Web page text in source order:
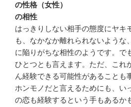
の性格（女性）
の相性
はっきりしない相手の態度にヤキ
も、なかなか離れられないような
に陥りがちな相性のようです。で
ひとつとも言えます。ただ、これ
ん経験できる可能性があることも
ホンモノだと言えるためにも、い
の恋も経験するという手もあるか